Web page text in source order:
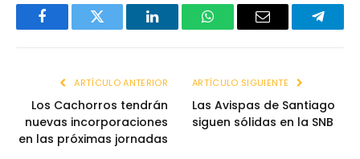
FacebookTwitter LinkedInWhatsAppEmail
ARTÍCULO ANTERIOR
Los Cachorros tendrán
nuevas incorporaciones
en las próximas jornadas
ARTÍCULO SIGUIENTE
Las Avispas de Santiago
siguen sólidas en la SNB